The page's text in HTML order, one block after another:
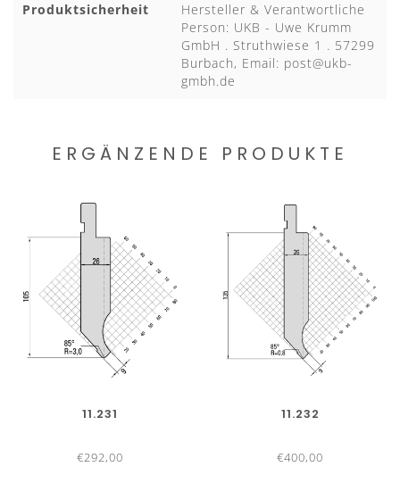
Produktsicherheit
Hersteller & Verantwortliche
Person: UKB - Uwe Krumm
GmbH . Struthwiese 1 . 57299
Burbach, Email: post@ukb-
gmbh.de
ERGÄNZENDE PRODUKTE
11.231
€292,00
11.232
€400,00